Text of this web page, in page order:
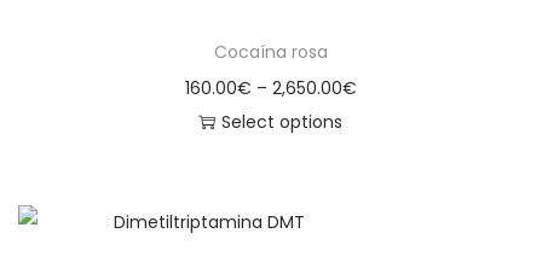
Cocaína rosa
160.00€ – 2,650.00€
Select options